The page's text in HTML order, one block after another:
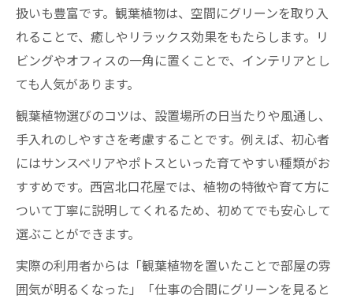
扱いも豊富です。観葉植物は、空間にグリーンを取り入
れることで、癒しやリラックス効果をもたらします。リ
ビングやオフィスの一角に置くことで、インテリアとし
ても人気があります。
観葉植物選びのコツは、設置場所の日当たりや風通し、
手入れのしやすさを考慮することです。例えば、初心者
にはサンスベリアやポトスといった育てやすい種類がお
すすめです。西宮北口花屋では、植物の特徴や育て方に
ついて丁寧に説明してくれるため、初めてでも安心して
選ぶことができます。
実際の利用者からは「観葉植物を置いたことで部屋の雰
囲気が明るくなった」「仕事の合間にグリーンを見ると